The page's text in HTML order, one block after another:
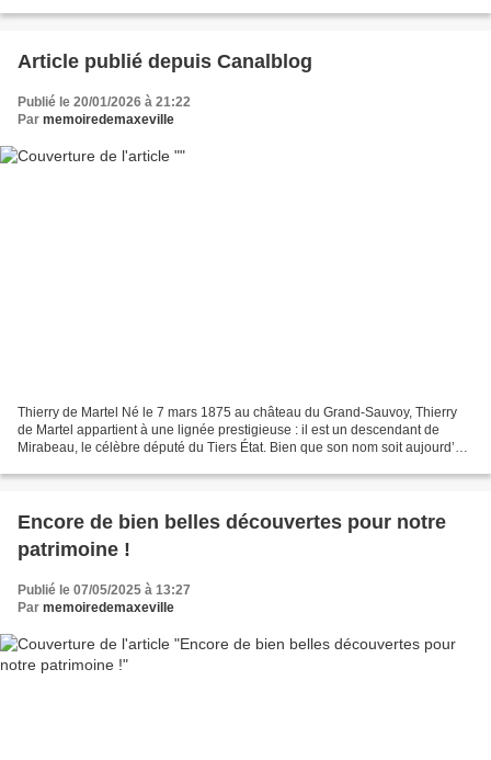
Article publié depuis Canalblog
Publié le 20/01/2026 à 21:22
Par memoiredemaxeville
Thierry de Martel Né le 7 mars 1875 au château du Grand-Sauvoy, Thierry
de Martel appartient à une lignée prestigieuse : il est un descendant de
Mirabeau, le célèbre député du Tiers État. Bien que son nom soit aujourd’hui
Encore de bien belles découvertes pour notre
patrimoine !
Publié le 07/05/2025 à 13:27
Par memoiredemaxeville